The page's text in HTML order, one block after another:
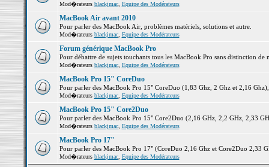
Mod�rateurs blackjmac, Equipe des Modérateurs
MacBook Air avant 2010
Pour parler des MacBook Air, problèmes matériels, solutions et autre.
Mod�rateurs blackjmac, Equipe des Modérateurs
Forum générique MacBook Pro
Pour débattre de sujets touchants tous les MacBook Pro sans distinction de
Mod�rateurs blackjmac, Equipe des Modérateurs
MacBook Pro 15" CoreDuo
Pour parler des MacBook Pro 15" CoreDuo (1,83 Ghz, 2 Ghz et 2,16
Mod�rateurs blackjmac, Equipe des Modérateurs
MacBook Pro 15" Core2Duo
Pour parler des MacBook Pro 15" Core2Duo (2,16 GHz, 2,2 GHz, 2,33
Mod�rateurs blackjmac, Equipe des Modérateurs
MacBook Pro 17"
Pour parler des MacBook Pro 17" (CoreDuo 2,16 Ghz et Core2Duo 2,33
Mod�rateurs blackjmac, Equipe des Modérateurs